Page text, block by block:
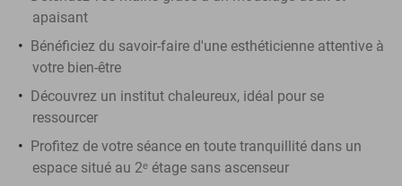
apaisant
Bénéficiez du savoir-faire d'une esthéticienne attentive à
votre bien-être
Découvrez un institut chaleureux, idéal pour se
ressourcer
Profitez de votre séance en toute tranquillité dans un
espace situé au 2ᵉ étage sans ascenseur